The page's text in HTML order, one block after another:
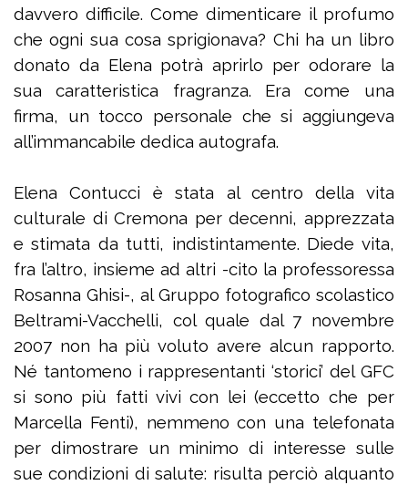
davvero difficile. Come dimenticare il profumo
che ogni sua cosa sprigionava? Chi ha un libro
donato da Elena potrà aprirlo per odorare la
sua caratteristica fragranza. Era come una
firma, un tocco personale che si aggiungeva
all’immancabile dedica autografa.
Elena Contucci è stata al centro della vita
culturale di Cremona per decenni, apprezzata
e stimata da tutti, indistintamente. Diede vita,
fra l’altro, insieme ad altri -cito la professoressa
Rosanna Ghisi-, al Gruppo fotografico scolastico
Beltrami-Vacchelli, col quale dal 7 novembre
2007 non ha più voluto avere alcun rapporto.
Né tantomeno i rappresentanti ‘storici’ del GFC
si sono più fatti vivi con lei (eccetto che per
Marcella Fenti), nemmeno con una telefonata
per dimostrare un minimo di interesse sulle
sue condizioni di salute: risulta perciò alquanto